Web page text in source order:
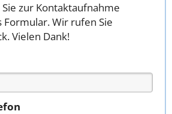
zur Kontaktaufnahme
Formular. Wir rufen Sie
Vielen Dank!